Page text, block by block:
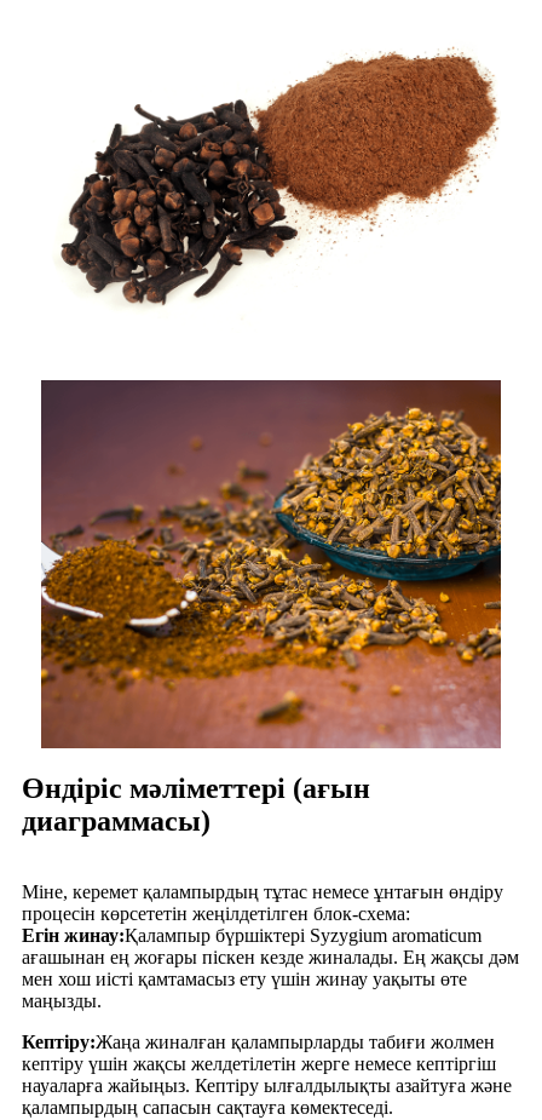
Өндіріс мәліметтері (ағын
диаграммасы)
Міне, керемет қалампырдың тұтас немесе ұнтағын өндіру
процесін көрсететін жеңілдетілген блок-схема:
Егін жинау:Қалампыр бүршіктері Syzygium aromaticum
ағашынан ең жоғары піскен кезде жиналады. Ең жақсы дәм
мен хош иісті қамтамасыз ету үшін жинау уақыты өте
маңызды.
Кептіру:Жаңа жиналған қалампырларды табиғи жолмен
кептіру үшін жақсы желдетілетін жерге немесе кептіргіш
науаларға жайыңыз. Кептіру ылғалдылықты азайтуға және
қалампырдың сапасын сақтауға көмектеседі.